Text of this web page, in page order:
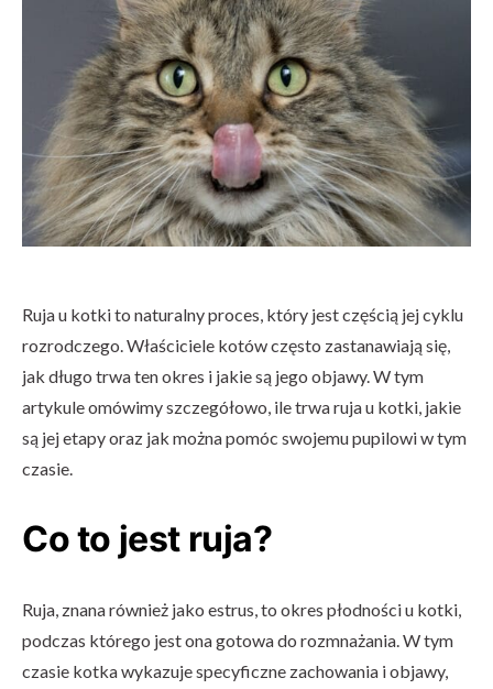
Ruja u kotki to naturalny proces, który jest częścią jej cyklu
rozrodczego. Właściciele kotów często zastanawiają się,
jak długo trwa ten okres i jakie są jego objawy. W tym
artykule omówimy szczegółowo, ile trwa ruja u kotki, jakie
są jej etapy oraz jak można pomóc swojemu pupilowi w tym
czasie.
Co to jest ruja?
Ruja, znana również jako estrus, to okres płodności u kotki,
podczas którego jest ona gotowa do rozmnażania. W tym
czasie kotka wykazuje specyficzne zachowania i objawy,